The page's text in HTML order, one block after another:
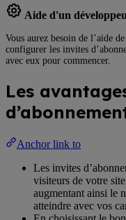
Aide d'un
Vous aurez besoin de l’aide
configurer les invites
avec eux pour commencer.
Les
Anchor link to
Les invites
visiteurs de votre
augmentant ainsi le
atteindre avec vos